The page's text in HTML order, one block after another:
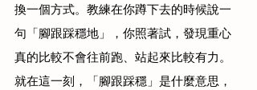
換一個方式。教練在你蹲下去的時候說一
句「腳跟踩穩地」，你照著試，發現重心
真的比較不會往前跑、站起來比較有力。
就在這一刻，「腳跟踩穩」是什麼意思，